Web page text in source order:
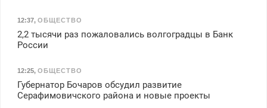
12:37, ОБЩЕСТВО
2,2 тысячи раз пожаловались волгоградцы в Банк
России
12:25, ОБЩЕСТВО
Губернатор Бочаров обсудил развитие
Серафимовичского района и новые проекты